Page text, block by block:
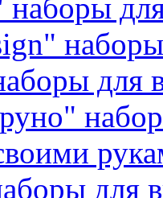
для
для